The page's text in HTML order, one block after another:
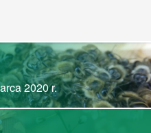
2020 r.